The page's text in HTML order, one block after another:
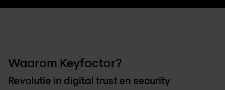
Waarom Keyfactor?
Revolutie in digital trust en security